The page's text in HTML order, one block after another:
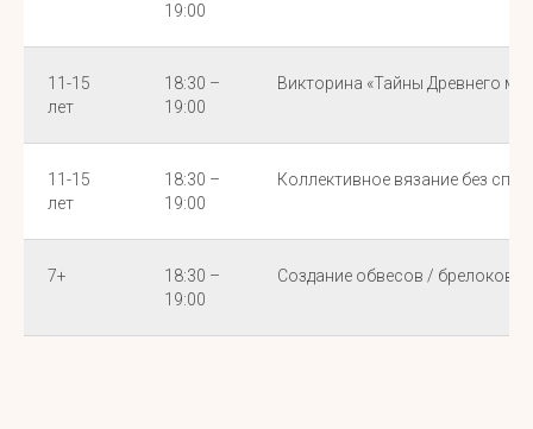
19:00
11-15
лет
18:30 –
19:00
Викторина «Тайны Древнего
11-15
лет
18:30 –
19:00
Коллективное вязание без
7+
18:30 –
19:00
Создание обвесов / брелоков